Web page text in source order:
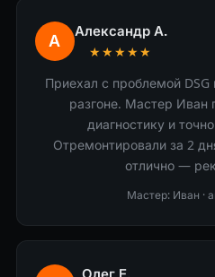
А Александр А.
★★★★★
Приехал с проблемой
разгоне. Мастер Иван
диагностику и
Отремонтировали за 2
отлично —
Мастер: Иван ·
Олег Е.